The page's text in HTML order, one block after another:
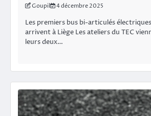
Goupil 4 décembre 2025
Les premiers bus bi-articulés
arrivent à Liège Les ateliers du TEC
leurs deux…